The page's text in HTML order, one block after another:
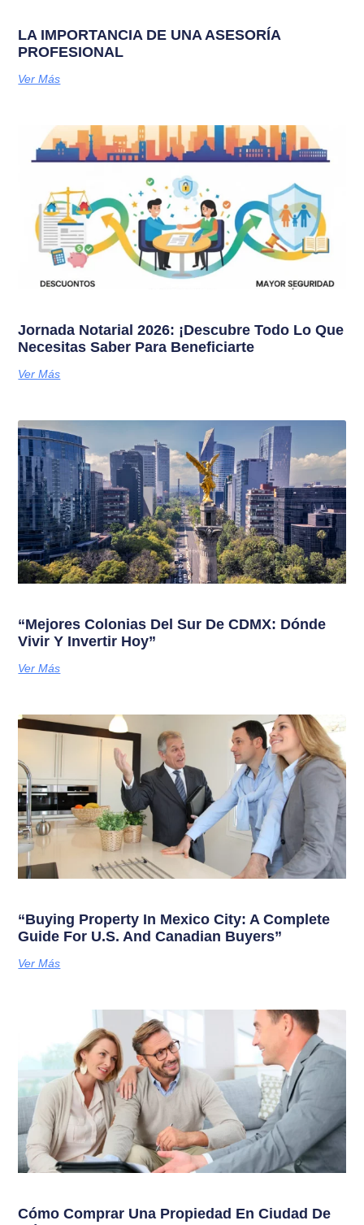
LA IMPORTANCIA DE UNA ASESORÍA
PROFESIONAL
Ver Más
Jornada Notarial 2026: ¡Descubre Todo Lo Que
Necesitas Saber Para Beneficiarte
Ver Más
“Mejores Colonias Del Sur De CDMX: Dónde
Vivir Y Invertir Hoy”
Ver Más
“Buying Property In Mexico City: A Complete
Guide For U.S. And Canadian Buyers”
Ver Más
Cómo Comprar Una Propiedad En Ciudad De